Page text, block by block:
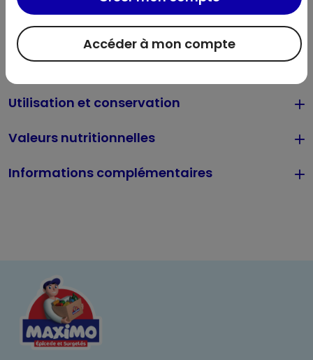
Utilisation et conservation
MOUTARDE, poivron rouge réhydraté, graines de coriandre,
piment de la Jamaïque, poivre noir), arôme naturel
d'estragon avec autres arômes naturels.
Allergènes :Sulfite, Moutarde
Valeurs nutritionnelles
Informations complémentaires
Accéder à mon compte